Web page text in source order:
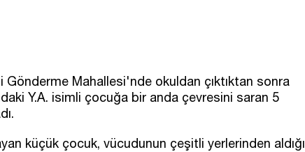
Gönderme Mahallesi'nde okuldan çıktıktan sonra
Y.A. isimli çocuğa bir anda çevresini saran 5
küçük çocuk, vücudunun çeşitli yerlerinden aldığı